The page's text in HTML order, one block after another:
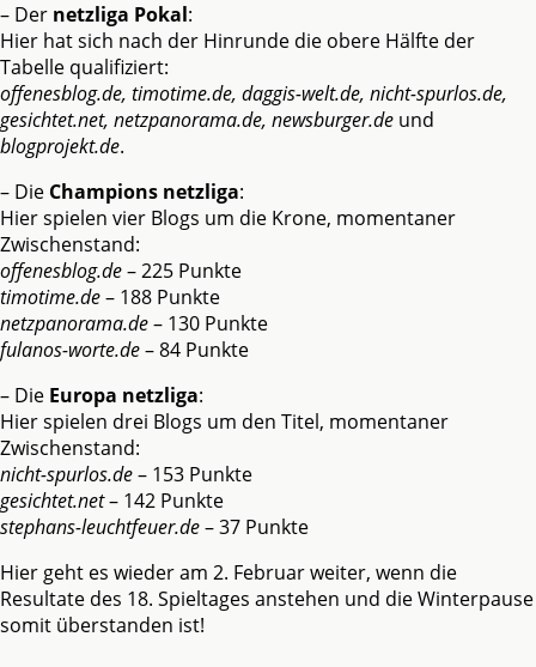
– Der netzliga Pokal:
Hier hat sich nach der Hinrunde die obere Hälfte der
Tabelle qualifiziert:
offenesblog.de, timotime.de, daggis-welt.de, nicht-spurlos.de,
gesichtet.net, netzpanorama.de, newsburger.de und
blogprojekt.de.
– Die Champions netzliga:
Hier spielen vier Blogs um die Krone, momentaner
Zwischenstand:
offenesblog.de– 225 Punkte
timotime.de– 188 Punkte
netzpanorama.de– 130 Punkte
fulanos-worte.de– 84 Punkte
– Die Europa netzliga:
Hier spielen drei Blogs um den Titel, momentaner
Zwischenstand:
nicht-spurlos.de– 153 Punkte
gesichtet.net– 142 Punkte
stephans-leuchtfeuer.de– 37 Punkte
Hier geht es wieder am 2. Februar weiter, wenn die
Resultate des 18. Spieltages anstehen und die Winterpause
somit überstanden ist!